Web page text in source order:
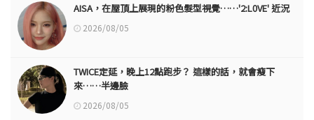
AISA，在屋頂上展現的粉色髮型視覺……'2:L0VE' 近況
2026/08/05
TWICE定延，晚上12點跑步？ 這樣的話，就會瘦下
來……半邊臉
2026/08/05